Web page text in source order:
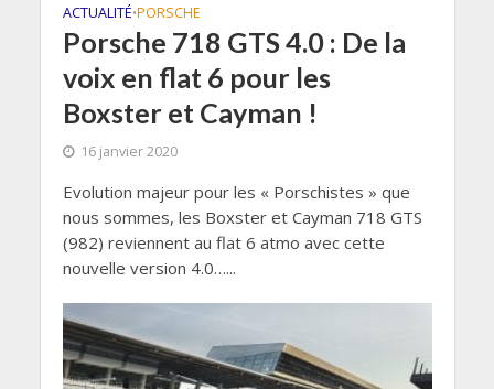
ACTUALITÉ•PORSCHE
Porsche 718 GTS 4.0 : De la
voix en flat 6 pour les
Boxster et Cayman !
16 janvier 2020
Evolution majeur pour les « Porschistes » que
nous sommes, les Boxster et Cayman 718 GTS
(982) reviennent au flat 6 atmo avec cette
nouvelle version 4.0…...